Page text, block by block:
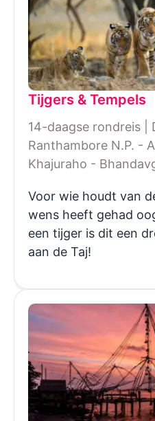
Tijgers & Tempels
14-daagse rondreis |
Ranthambore N.P. -
Khajuraho -
Voor wie houdt van
wens heeft gehad
een tijger is dit een
aan de Taj!